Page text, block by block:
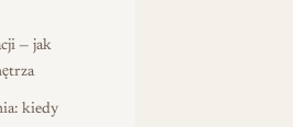
— jak
kiedy